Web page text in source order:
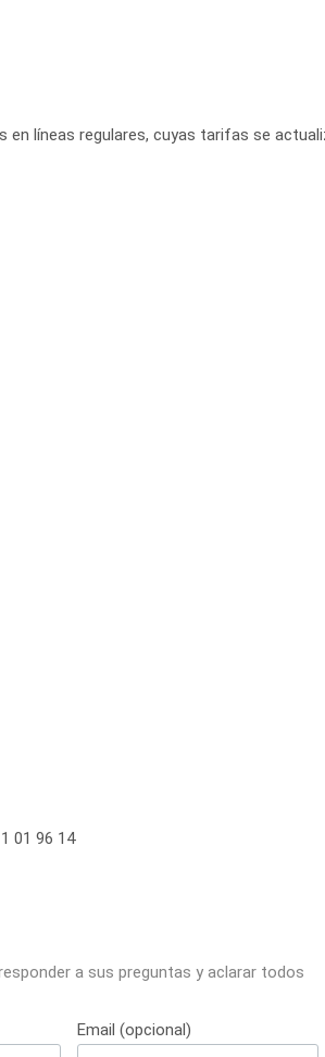
líneas regulares, cuyas tarifas se
01 96 14
a sus preguntas y aclarar todos
Email (opcional)